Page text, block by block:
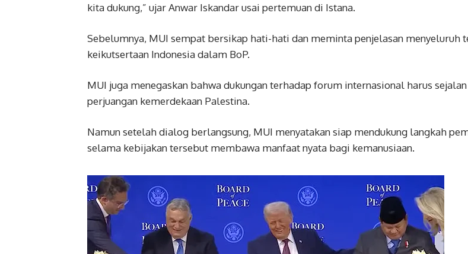
kita dukung,” ujar Anwar Iskandar usai pertemuan di Istana.
Sebelumnya, MUI sempat bersikap hati-hati dan meminta penjelasan menyeluruh
keikutsertaan Indonesia dalam BoP.
MUI juga menegaskan bahwa dukungan terhadap forum internasional harus
perjuangan kemerdekaan Palestina.
Namun setelah dialog berlangsung, MUI menyatakan siap mendukung langkah
selama kebijakan tersebut membawa manfaat nyata bagi kemanusiaan.